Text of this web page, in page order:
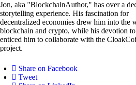
Jon, aka "BlockchainAuthor," has over a
storytelling experience. His fascination for
decentralized economies drew him into the
blockchain and crypto, while his devotion
enticed him to collaborate with the
project.
Share on Facebook
Tweet